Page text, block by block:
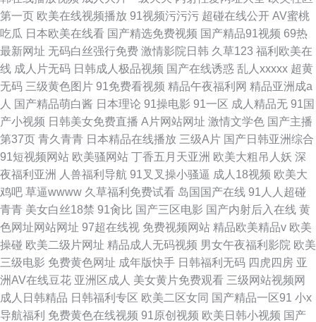
第一页 欧美在线视频播放 91视频污污污 超碰在线公开 AV蜜桃
吃瓜 日本欧美在线看 国产精选免费视频 国产精品91视频 69热
最新网址 无码白丝强行免费 激情影院日韩 久草123 福利欧美在
线 成人片无码 日韩成人极品视频 国产在线诱惑 乱人xxxxx 超黄
无码 三级黄色图片 91免费看视频 精品午夜福利网 精品亚洲成a
人 国产精品萌白酱 日本理论 91操电影 91一区 成人精品无 91国
产小视频 日韩美女免费直播 A片网站网址 激情文学色 国产主播
第37页 青久青青 日本精品在线播放 三级A片 国产日韩亚洲综合
91短视频网站 欧美骚网站 丁香五月天亚洲 欧美大粗吊人妖 深
夜福利亚洲
人兽福利导航 91叉叉操小骚逼 成人18视频 欧美大
鸡吧 草逼wwww 久草福利免费试看 岛国国产在线 91人人超碰
青青 美女白丝18禁 91肏比 国产三区电影 国产内射后入在线 黄
色网址网站网址 97超在线视 免费视频网站 精品欧美精品v 欧美
操碰 欧美二级片网址 精品成人无码视频 男女午夜福利影院 欧美
三级电影 免费黄色网址 成年版快手 日韩福利无码 四虎四房 亚
洲AV在线豆花 亚洲区成人 美女黄片免费观看 三级网站视频网
成人日韩精品 日韩福利专区 欧美二区女同 国产精品一区91 小x
导航福利 免费黄色在线视频 91原创视频 欧美日韩小视频 国产